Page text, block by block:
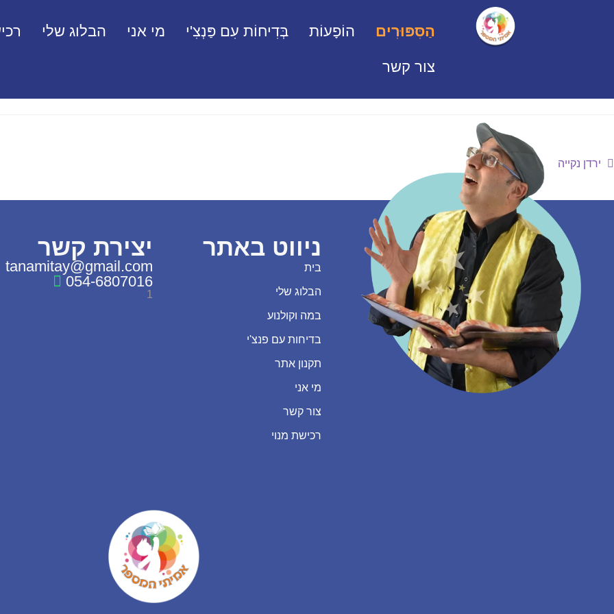
הַסִּפּוּרִים הוֹפָעוֹת בְּדִיחוֹת עִם פַּנְצִ'י מי אני הבלוג שלי
צור קשר
ירדן נקייה
ניווט באתר
בית
הבלוג שלי
במה וקולנוע
בדיחות עם פנצ'י
תקנון אתר
מי אני
צור קשר
רכישת מנוי
יצירת קשר
tanamitay@gmail.com
054-6807016
1